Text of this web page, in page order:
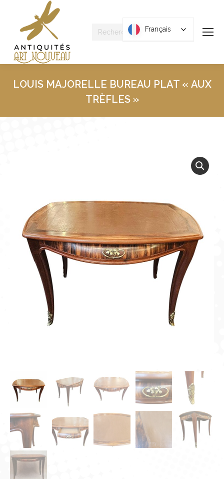
Recherche
LOUIS MAJORELLE BUREAU PLAT « AUX
TRÈFLES »
Français
Français